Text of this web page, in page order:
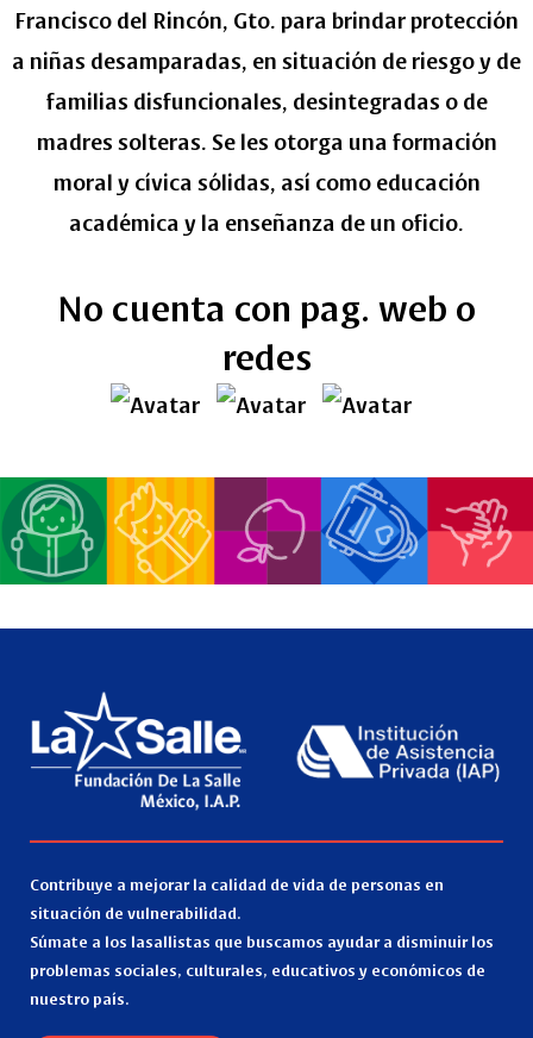
Francisco del Rincón, Gto. para brindar protección
a niñas desamparadas, en situación de riesgo y de
familias disfuncionales, desintegradas o de
madres solteras. Se les otorga una formación
moral y cívica sólidas, así como educación
académica y la enseñanza de un oficio.
No cuenta con pag. web o
redes
Contribuye a mejorar la calidad de vida de personas en
situación de vulnerabilidad.
Súmate a los lasallistas que buscamos ayudar a disminuir los
problemas sociales, culturales, educativos y económicos de
nuestro país.